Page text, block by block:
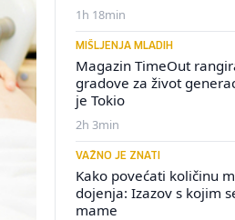
1h 18min
MIŠLJENJA MLADIH
Magazin TimeOut
gradove za život
je Tokio
2h 3min
VAŽNO JE ZNATI
Kako povećati količinu
dojenja: Izazov s kojim
mame